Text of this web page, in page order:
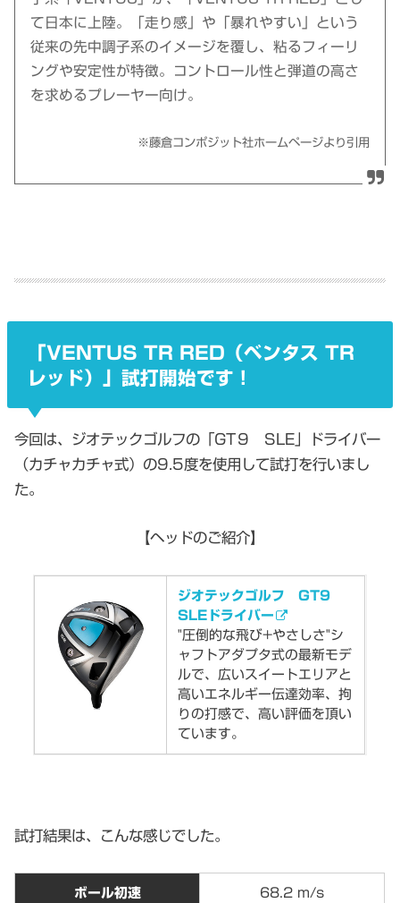
て日本に上陸。「走り感」や「暴れやすい」という
従来の先中調子系のイメージを覆し、粘るフィーリ
ングや安定性が特徴。コントロール性と弾道の高さ
を求めるプレーヤー向け。
※藤倉コンポジット社ホームページより引用
「VENTUS TR RED（ベンタス TR
レッド）」試打開始です！
今回は、ジオテックゴルフの「GT９ SLE」ドライバー
（カチャカチャ式）の9.5度を使用して試打を行いまし
た。
【ヘッドのご紹介】
ジオテックゴルフ GT9
SLEドライバー
"圧倒的な飛び+やさしさ"シ
ャフトアダプタ式の最新モデ
ルで、広いスイートエリアと
高いエネルギー伝達効率、拘
りの打感で、高い評価を頂い
ています。
試打結果は、こんな感じでした。
ボール初速 68.2 m/s